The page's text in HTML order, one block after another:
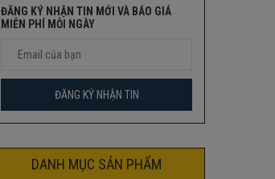
ĐĂNG KÝ NHẬN TIN MỚI VÀ BÁO GIÁ
MIỄN PHÍ MỖI NGÀY
DANH MỤC SẢN PHẨM